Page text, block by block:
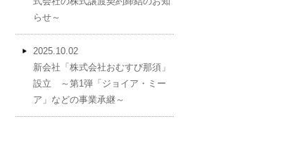
らせ～
2025.10.02
新会社「株式会社おむすび那須」
設立 ～第1弾「ジョイア・ミー
ア」などの事業承継～